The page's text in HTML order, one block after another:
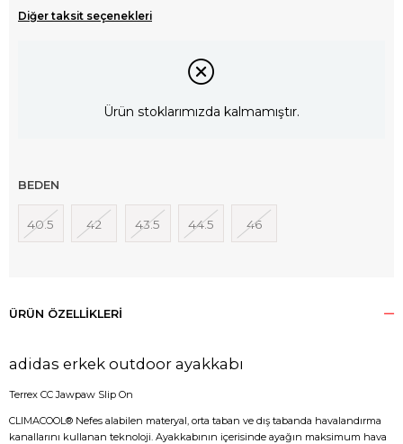
Diğer taksit seçenekleri
Ürün stoklarımızda kalmamıştır.
BEDEN
40.5 42 43.5 44.5 46
ÜRÜN ÖZELLIKLERI
adidas erkek outdoor ayakkabı
Terrex CC Jawpaw Slip On
CLIMACOOL® Nefes alabilen materyal, orta taban ve dış tabanda havalandırma
kanallarını kullanan teknoloji. Ayakkabının içerisinde ayağın maksimum hava